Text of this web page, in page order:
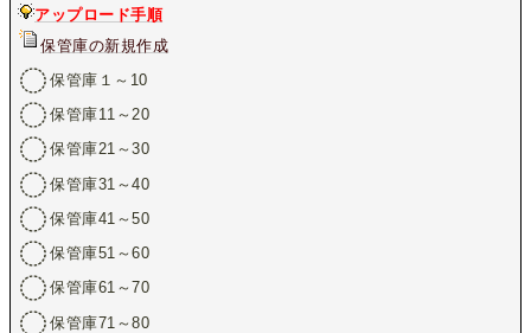
アップロード手順
保管庫の新規作成
保管庫１～10
保管庫11～20
保管庫21～30
保管庫31～40
保管庫41～50
保管庫51～60
保管庫61～70
保管庫71～80